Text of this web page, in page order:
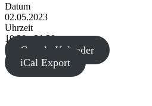
Datum
02.05.2023
Uhrzeit
19:30 - 21:30
Google Kalender
iCal Export